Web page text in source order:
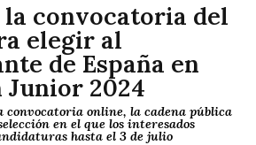
la convocatoria del
elegir al
de España en
2024
convocatoria online, la cadena pública
en el que los interesados
hasta el 3 de julio